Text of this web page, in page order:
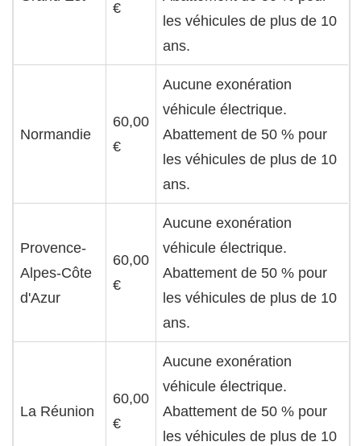
€
les véhicules de plus de 10
ans.
Normandie
60,00
€
Aucune exonération
véhicule électrique.
Abattement de 50 % pour
les véhicules de plus de 10
ans.
Provence-
Alpes-Côte
d'Azur
60,00
€
Aucune exonération
véhicule électrique.
Abattement de 50 % pour
les véhicules de plus de 10
ans.
La Réunion
60,00
€
Aucune exonération
véhicule électrique.
Abattement de 50 % pour
les véhicules de plus de 10